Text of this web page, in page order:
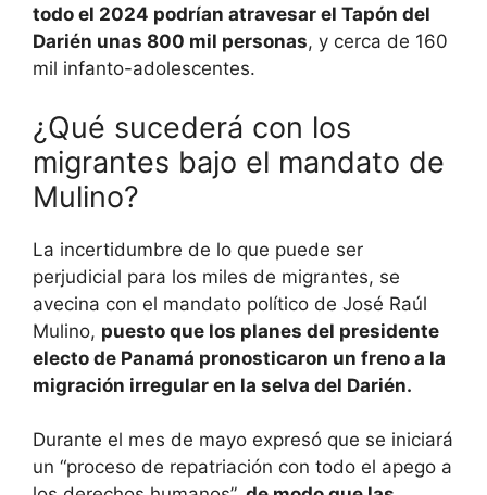
todo el 2024 podrían atravesar el Tapón del
Darién unas 800 mil personas, y cerca de 160
mil infanto-adolescentes.
¿Qué sucederá con los
migrantes bajo el mandato de
Mulino?
La incertidumbre de lo que puede ser
perjudicial para los miles de migrantes, se
avecina con el mandato político de José Raúl
Mulino, puesto que los planes del presidente
electo de Panamá pronosticaron un freno a la
migración irregular en la selva del Darién.
Durante el mes de mayo expresó que se iniciará
un “proceso de repatriación con todo el apego a